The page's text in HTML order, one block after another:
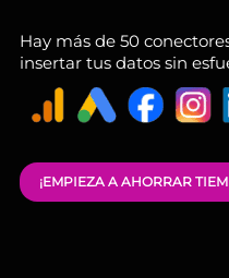
Hay más de 50
insertar tus datos sin
¡EMPIEZA A AHORRAR